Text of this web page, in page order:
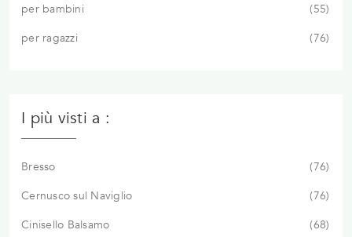
per bambini
55
per ragazzi
76
I più visti a :
Bresso
76
Cernusco sul Naviglio
76
Cinisello Balsamo
68